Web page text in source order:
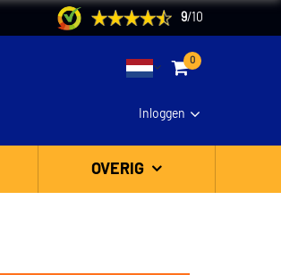
9/ 10
0
Inloggen
OVERIG